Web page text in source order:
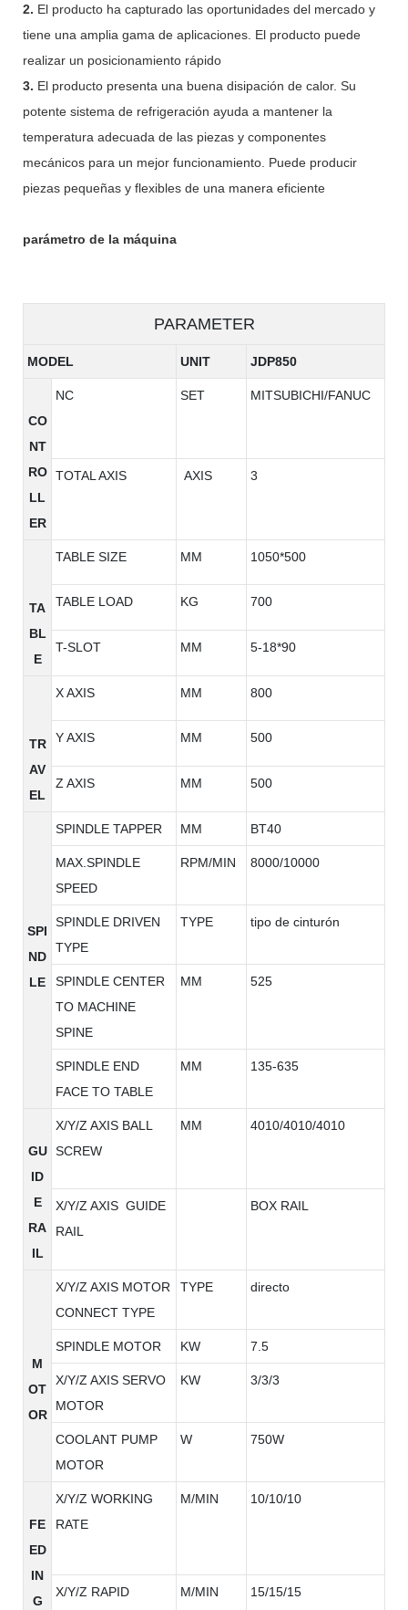
2. El producto ha capturado las oportunidades del mercado y
tiene una amplia gama de aplicaciones. El producto puede
realizar un posicionamiento rápido
3. El producto presenta una buena disipación de calor. Su
potente sistema de refrigeración ayuda a mantener la
temperatura adecuada de las piezas y componentes
mecánicos para un mejor funcionamiento. Puede producir
piezas pequeñas y flexibles de una manera eficiente
parámetro de la máquina
PARAMETER
MODEL UNIT JDP850
CO
NT
RO
LL
ER
NC SET MITSUBICHI/FANUC
TOTAL AXIS AXIS 3
TA
BL
E
TABLE SIZE MM 1050*500
TABLE LOAD KG 700
T-SLOT MM 5-18*90
TR
AV
EL
X AXIS MM 800
Y AXIS MM 500
Z AXIS MM 500
SPI
ND
LE
SPINDLE TAPPER MM BT40
MAX.SPINDLE
SPEED
RPM/MIN 8000/10000
SPINDLE DRIVEN
TYPE
TYPE tipo de cinturón
SPINDLE CENTER
TO MACHINE
SPINE
MM 525
SPINDLE END
FACE TO TABLE
MM 135-635
GU
ID
E
RA
IL
X/Y/Z AXIS BALL
SCREW
MM 4010/4010/4010
X/Y/Z AXIS GUIDE
RAIL
BOX RAIL
M
OT
OR
X/Y/Z AXIS MOTOR
CONNECT TYPE
TYPE directo
SPINDLE MOTOR KW 7.5
X/Y/Z AXIS SERVO
MOTOR
KW 3/3/3
COOLANT PUMP
MOTOR
W 750W
FE
ED
IN
G
X/Y/Z WORKING
RATE
M/MIN 10/10/10
X/Y/Z RAPID
M/MIN 15/15/15